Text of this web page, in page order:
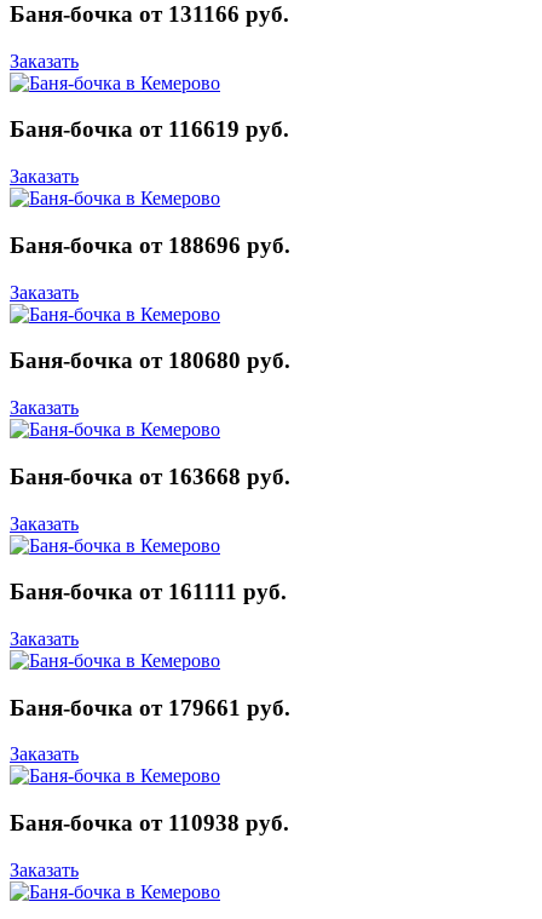
Баня-бочка от 131166 руб.
Заказать
Баня-бочка от 116619 руб.
Заказать
Баня-бочка от 188696 руб.
Заказать
Баня-бочка от 180680 руб.
Заказать
Баня-бочка от 163668 руб.
Заказать
Баня-бочка от 161111 руб.
Заказать
Баня-бочка от 179661 руб.
Заказать
Баня-бочка от 110938 руб.
Заказать